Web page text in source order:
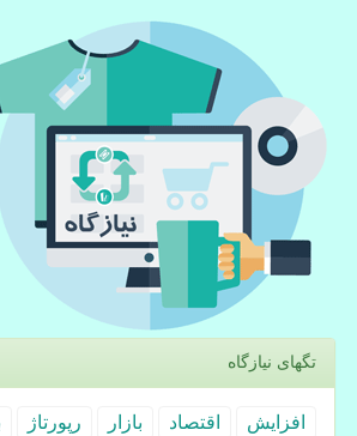
تگهای نیازگاه
افزایش اقتصاد بازار رپورتاژ